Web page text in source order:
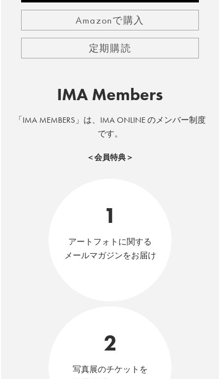
Amazonで購入
定期購読
IMA Members
「IMA MEMBERS」は、IMA ONLINE のメンバー制度
です。
＜会員特典＞
1
アートフォトに関する
メールマガジンをお届け
2
写真展のチケットを